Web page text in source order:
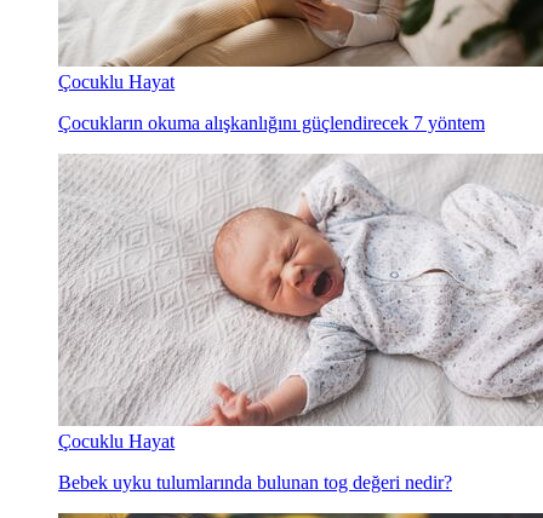
Çocuklu Hayat
Çocukların okuma alışkanlığını güçlendirecek 7 yöntem
Çocuklu Hayat
Bebek uyku tulumlarında bulunan tog değeri nedir?